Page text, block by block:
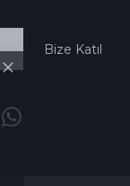
Bize Katıl